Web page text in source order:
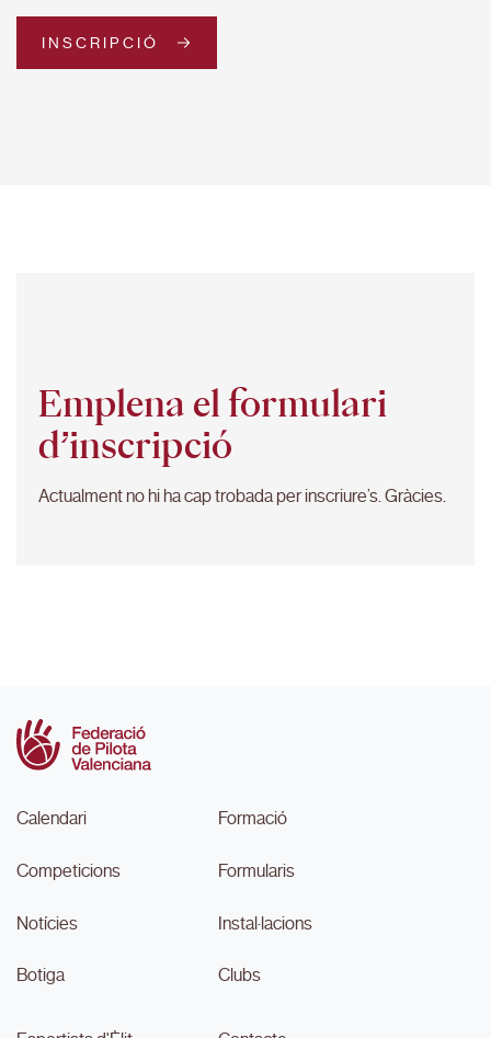
INSCRIPCIÓ
Emplena el formulari
d’inscripció
Actualment no hi ha cap trobada per inscriure’s. Gràcies.
Calendari
Competicions
Notícies
Botiga
Formació
Formularis
Instal·lacions
Clubs